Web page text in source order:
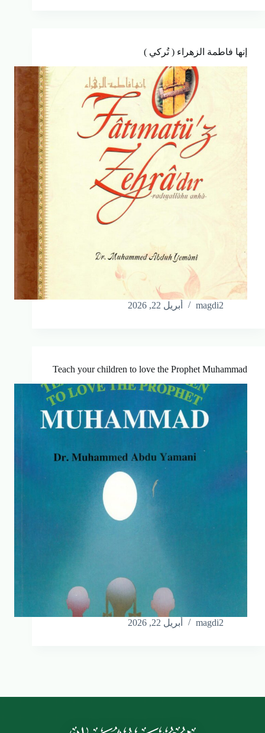
إنها فاطمة الزهراء ( تُركي )
magdi2 أبريل 22, 2026
Teach your children to love the Prophet Muhammad
magdi2 أبريل 22, 2026